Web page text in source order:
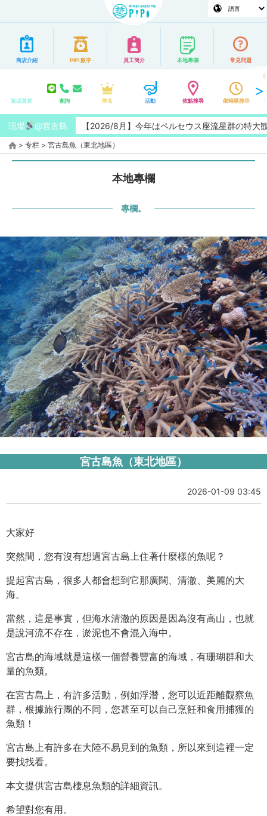
商店介紹 PiPi 數字 員工簡介 本地專欄 常見問題
返回頁首 查詢 排名 活動 依點搜尋 依時區搜尋
現場 @宮古島
【2026/8月】今年はペルセウス座流星群の特大観測チャンス！
> 专栏 > 宮古島魚（東北地區）
本地專欄
專欄。
宮古島魚（東北地區）
2026-01-09 03:45
大家好
突然間，您有沒有想過宮古島上住著什麼樣的魚呢？
提起宮古島，很多人都會想到它那廣闊、清澈、美麗的大
海。
當然，這是事實，但海水清澈的原因是因為沒有高山，也就
是說河流不存在，淤泥也不會混入海中。
宮古島的海域就是這樣一個營養豐富的海域，有珊瑚群和大
量的魚類。
在宮古島上，有許多活動，例如浮潛，您可以近距離觀察魚
群，根據旅行團的不同，您甚至可以自己烹飪和食用捕獲的
魚類！
宮古島上有許多在大陸不易見到的魚類，所以來到這裡一定
要找找看。
本文提供宮古島棲息魚類的詳細資訊。
希望對您有用。